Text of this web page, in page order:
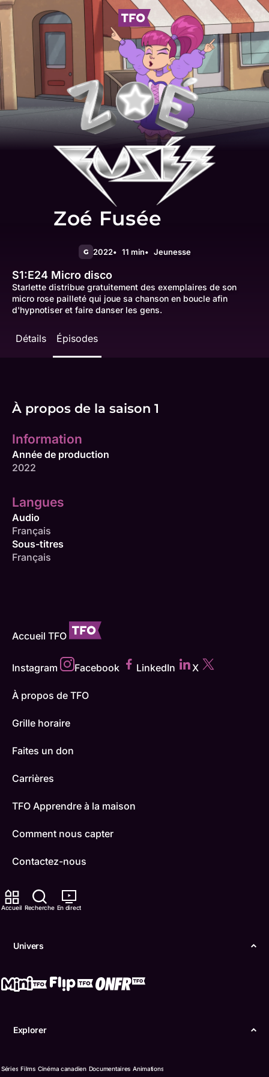
Accueil Recherche En direct
Univers
Explorer
Séries Films Cinéma canadien Documentaires Animations
Zoé Fusée
G 2022 11 min Jeunesse
S1:E24 Micro disco
Starlette distribue gratuitement des exemplaires de son
micro rose pailleté qui joue sa chanson en boucle afin
d'hypnotiser et faire danser les gens.
Détails Épisodes
À propos de la saison 1
Information
Année de production
2022
Langues
Audio
Français
Sous-titres
Français
Accueil TFO
Instagram Facebook LinkedIn X
À propos de TFO
Grille horaire
Faites un don
Carrières
TFO Apprendre à la maison
Comment nous capter
Contactez-nous
ONFR
Boukili
Confidentialité
langue française de l’Ontario (TFO) - 2026